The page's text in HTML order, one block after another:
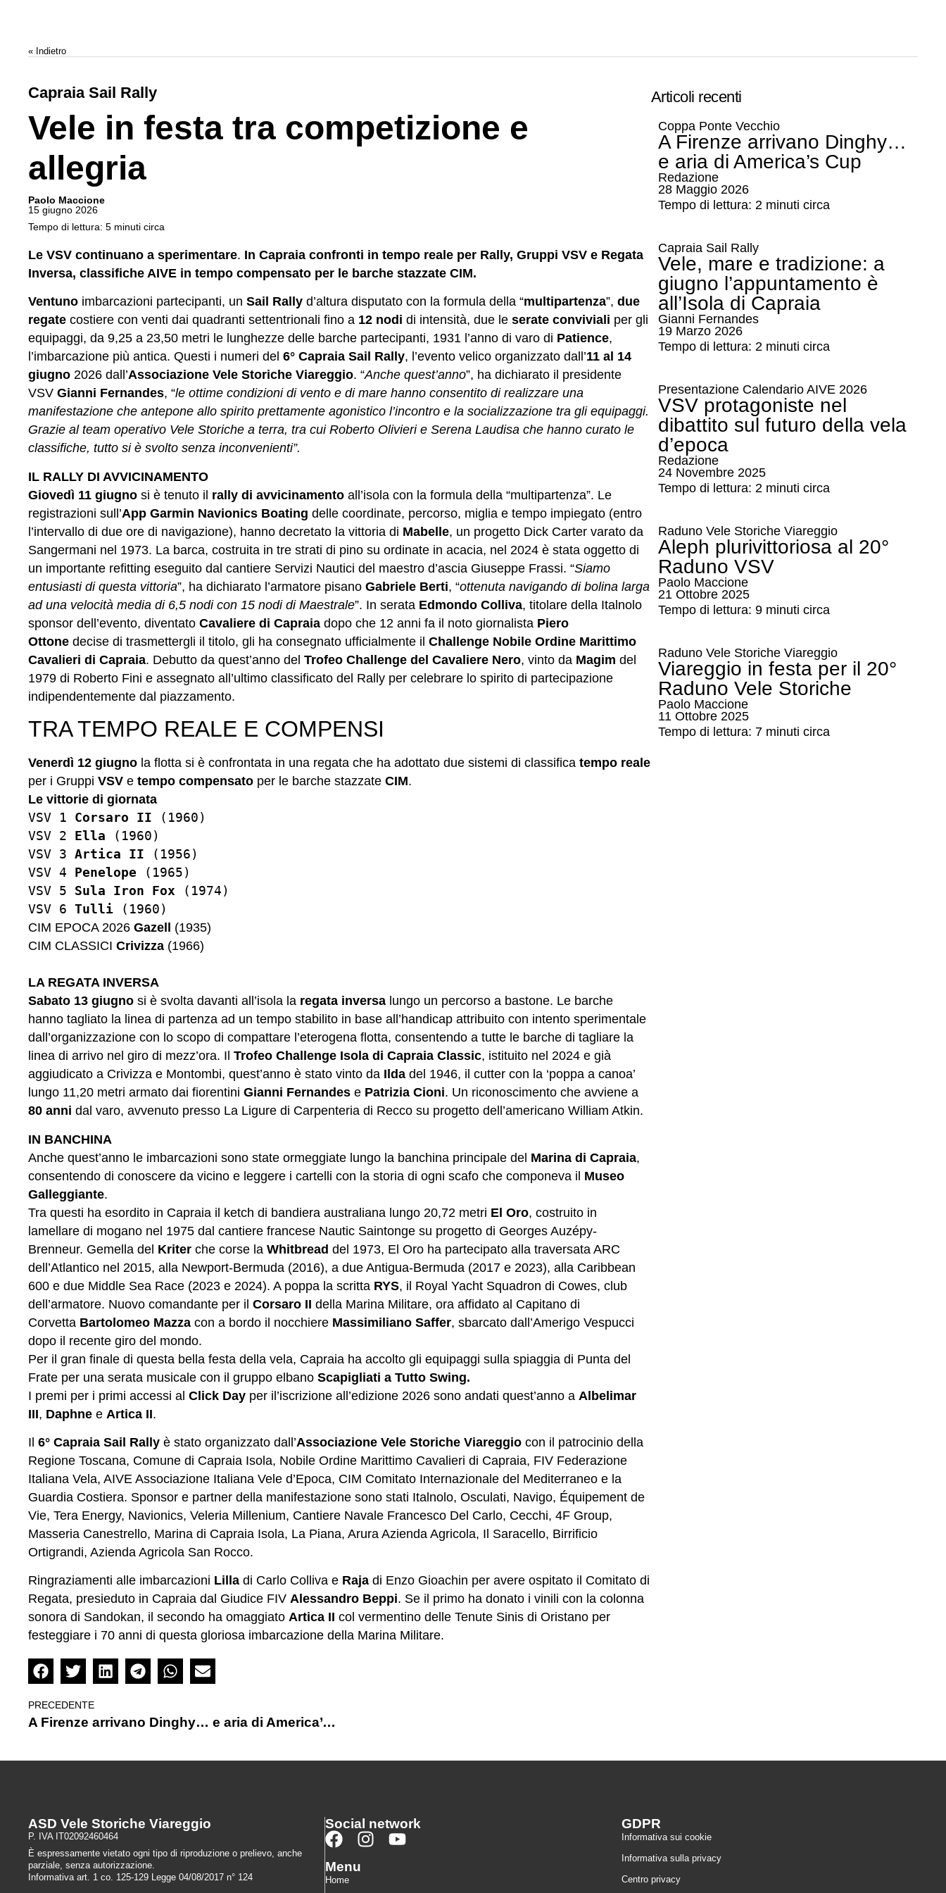
« Indietro
Capraia Sail Rally
Vele in festa tra competizione e
allegria
Paolo Maccione
15 giugno 2026
Tempo di lettura: 5 minuti circa
Le VSV continuano a sperimentare. In Capraia confronti in tempo reale per Rally, Gruppi VSV e Regata
Inversa, classifiche AIVE in tempo compensato per le barche stazzate CIM.
Ventuno imbarcazioni partecipanti, un Sail Rally d’altura disputato con la formula della “multipartenza”, due
regate costiere con venti dai quadranti settentrionali fino a 12 nodi di intensità, due le serate conviviali per gli
equipaggi, da 9,25 a 23,50 metri le lunghezze delle barche partecipanti, 1931 l’anno di varo di Patience,
l’imbarcazione più antica. Questi i numeri del 6° Capraia Sail Rally, l’evento velico organizzato dall’11 al 14
giugno 2026 dall’Associazione Vele Storiche Viareggio. “Anche quest’anno”, ha dichiarato il presidente
VSV Gianni Fernandes, “le ottime condizioni di vento e di mare hanno consentito di realizzare una
manifestazione che antepone allo spirito prettamente agonistico l’incontro e la socializzazione tra gli equipaggi.
Grazie al team operativo Vele Storiche a terra, tra cui Roberto Olivieri e Serena Laudisa che hanno curato le
classifiche, tutto si è svolto senza inconvenienti”.
IL RALLY DI AVVICINAMENTO
Giovedì 11 giugno si è tenuto il rally di avvicinamento all’isola con la formula della “multipartenza”. Le
registrazioni sull’App Garmin Navionics Boating delle coordinate, percorso, miglia e tempo impiegato (entro
l’intervallo di due ore di navigazione), hanno decretato la vittoria di Mabelle, un progetto Dick Carter varato da
Sangermani nel 1973. La barca, costruita in tre strati di pino su ordinate in acacia, nel 2024 è stata oggetto di
un importante refitting eseguito dal cantiere Servizi Nautici del maestro d’ascia Giuseppe Frassi. “Siamo
entusiasti di questa vittoria”, ha dichiarato l’armatore pisano Gabriele Berti, “ottenuta navigando di bolina larga
ad una velocità media di 6,5 nodi con 15 nodi di Maestrale”. In serata Edmondo Colliva, titolare della Italnolo
sponsor dell’evento, diventato Cavaliere di Capraia dopo che 12 anni fa il noto giornalista Piero
Ottone decise di trasmettergli il titolo, gli ha consegnato ufficialmente il Challenge Nobile Ordine Marittimo
Cavalieri di Capraia. Debutto da quest’anno del Trofeo Challenge del Cavaliere Nero, vinto da Magim del
1979 di Roberto Fini e assegnato all’ultimo classificato del Rally per celebrare lo spirito di partecipazione
indipendentemente dal piazzamento.
TRA TEMPO REALE E COMPENSI
Venerdì 12 giugno la flotta si è confrontata in una regata che ha adottato due sistemi di classifica tempo reale
per i Gruppi VSV e tempo compensato per le barche stazzate CIM.
Le vittorie di giornata
VSV 1 Corsaro II (1960)
VSV 2
Ella (1960)
VSV 3 Artica II (1956)
VSV 4
Penelope (1965)
VSV 5 Sula Iron Fox (1974)
VSV 6 Tulli (1960)
CIM EPOCA 2026 Gazell
(1935)
CIM CLASSICI Crivizza (1966)
LA REGATA INVERSA
Sabato 13 giugno si è svolta davanti all’isola la regata inversa lungo un percorso a bastone. Le barche
hanno tagliato la linea di partenza ad un tempo stabilito in base all’handicap attribuito con intento sperimentale
dall’organizzazione con lo scopo di compattare l’eterogena flotta, consentendo a tutte le barche di tagliare la
linea di arrivo nel giro di mezz’ora. Il Trofeo Challenge Isola di Capraia Classic, istituito nel 2024 e già
aggiudicato a Crivizza e Montombi, quest’anno è stato vinto da Ilda del 1946, il cutter con la ‘poppa a canoa’
lungo 11,20 metri armato dai fiorentini Gianni Fernandes e Patrizia Cioni. Un riconoscimento che avviene a
80 anni dal varo, avvenuto presso La Ligure di Carpenteria di Recco su progetto dell’americano William Atkin.
IN BANCHINA
Anche quest’anno le imbarcazioni sono state ormeggiate lungo la banchina principale del Marina di Capraia,
consentendo di conoscere da vicino e leggere i cartelli con la storia di ogni scafo che componeva il Museo
Galleggiante.
Tra questi ha esordito in Capraia il ketch di bandiera australiana lungo 20,72 metri El Oro, costruito in
lamellare di mogano nel 1975 dal cantiere francese Nautic Saintonge su progetto di Georges Auzépy-
Brenneur. Gemella del Kriter che corse la Whitbread del 1973, El Oro ha partecipato alla traversata ARC
dell’Atlantico nel 2015, alla Newport-Bermuda (2016), a due Antigua-Bermuda (2017 e 2023), alla Caribbean
600 e due Middle Sea Race (2023 e 2024). A poppa la scritta RYS, il Royal Yacht Squadron di Cowes, club
dell’armatore. Nuovo comandante per il Corsaro II della Marina Militare, ora affidato al Capitano di
Corvetta Bartolomeo Mazza con a bordo il nocchiere Massimiliano Saffer, sbarcato dall’Amerigo Vespucci
dopo il recente giro del mondo.
Per il gran finale di questa bella festa della vela, Capraia ha accolto gli equipaggi sulla spiaggia di Punta del
Frate per una serata musicale con il gruppo elbano Scapigliati a Tutto Swing.
I premi per i primi accessi al Click Day per il’iscrizione all’edizione 2026 sono andati quest’anno a Albelimar
III, Daphne e Artica II.
Il 6° Capraia Sail Rally è stato organizzato dall’Associazione Vele Storiche Viareggio con il patrocinio della
Regione Toscana, Comune di Capraia Isola, Nobile Ordine Marittimo Cavalieri di Capraia, FIV Federazione
Italiana Vela, AIVE Associazione Italiana Vele d’Epoca, CIM Comitato Internazionale del Mediterraneo e la
Guardia Costiera. Sponsor e partner della manifestazione sono stati Italnolo, Osculati, Navigo, Équipement de
Vie, Tera Energy, Navionics, Veleria Millenium, Cantiere Navale Francesco Del Carlo, Cecchi, 4F Group,
Masseria Canestrello, Marina di Capraia Isola, La Piana, Arura Azienda Agricola, Il Saracello, Birrificio
Ortigrandi, Azienda Agricola San Rocco.
Ringraziamenti alle imbarcazioni Lilla di Carlo Colliva e Raja di Enzo Gioachin per avere ospitato il Comitato di
Regata, presieduto in Capraia dal Giudice FIV Alessandro Beppi. Se il primo ha donato i vinili con la colonna
sonora di Sandokan, il secondo ha omaggiato Artica II col vermentino delle Tenute Sinis di Oristano per
festeggiare i 70 anni di questa gloriosa imbarcazione della Marina Militare.
PRECEDENTE
A Firenze arrivano Dinghy… e aria di America’s Cup
Articoli recenti
Coppa Ponte Vecchio
A Firenze arrivano Dinghy…
e aria di America’s Cup
Redazione
28 Maggio 2026
Tempo di lettura: 2 minuti circa
Capraia Sail Rally
Vele, mare e tradizione: a
giugno l’appuntamento è
all’Isola di Capraia
Gianni Fernandes
19 Marzo 2026
Tempo di lettura: 2 minuti circa
Presentazione Calendario AIVE 2026
VSV protagoniste nel
dibattito sul futuro della vela
d’epoca
Redazione
24 Novembre 2025
Tempo di lettura: 2 minuti circa
Raduno Vele Storiche Viareggio
Aleph plurivittoriosa al 20°
Raduno VSV
Paolo Maccione
21 Ottobre 2025
Tempo di lettura: 9 minuti circa
Raduno Vele Storiche Viareggio
Viareggio in festa per il 20°
Raduno Vele Storiche
Paolo Maccione
11 Ottobre 2025
Tempo di lettura: 7 minuti circa
ASD Vele Storiche Viareggio
P. IVA IT02092460464
È espressamente vietato ogni tipo di riproduzione o prelievo, anche
parziale, senza autorizzazione.
Informativa art. 1 co. 125-129 Legge 04/08/2017 n° 124
Social network
Menu
Home
GDPR
Informativa sui cookie
Informativa sulla privacy
Centro privacy